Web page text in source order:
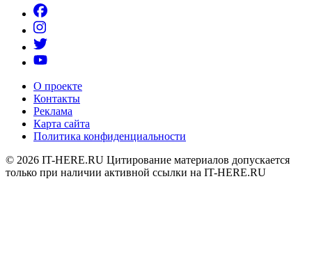
О проекте
Контакты
Реклама
Карта сайта
Политика конфиденциальности
© 2026 IT-HERE.RU Цитирование материалов допускается
только при наличии активной ссылки на IT-HERE.RU